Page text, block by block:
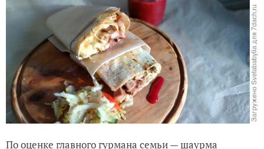
По оценке главного гурмана семьи — шаурма